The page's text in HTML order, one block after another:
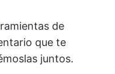
de
que te
juntos.